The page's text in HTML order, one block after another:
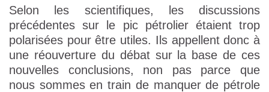
Selon les scientifiques, les discussions
précédentes sur le pic pétrolier étaient trop
polarisées pour être utiles. Ils appellent donc à
une réouverture du débat sur la base de ces
nouvelles conclusions, non pas parce que
nous sommes en train de manquer de pétrole